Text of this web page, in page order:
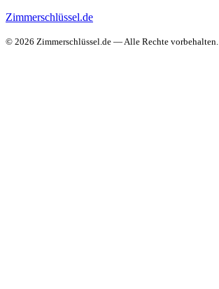
Zimmerschlüssel.de
© 2026 Zimmerschlüssel.de — Alle Rechte vorbehalten.